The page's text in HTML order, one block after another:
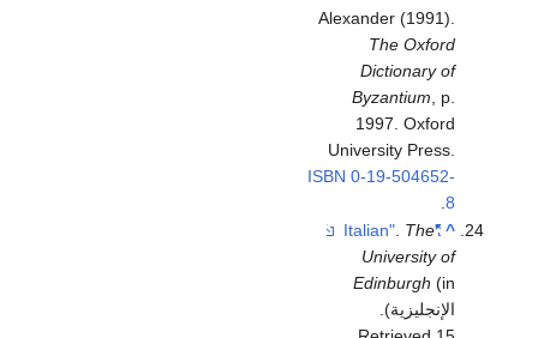
Alexander (1991).
The Oxford
Dictionary of
Byzantium , p.
1997. Oxford
University Press.
ISBN 0-19-504652-
8
.
^
"Italian"
The
University of
Edinburgh (in
الإنجليزية).